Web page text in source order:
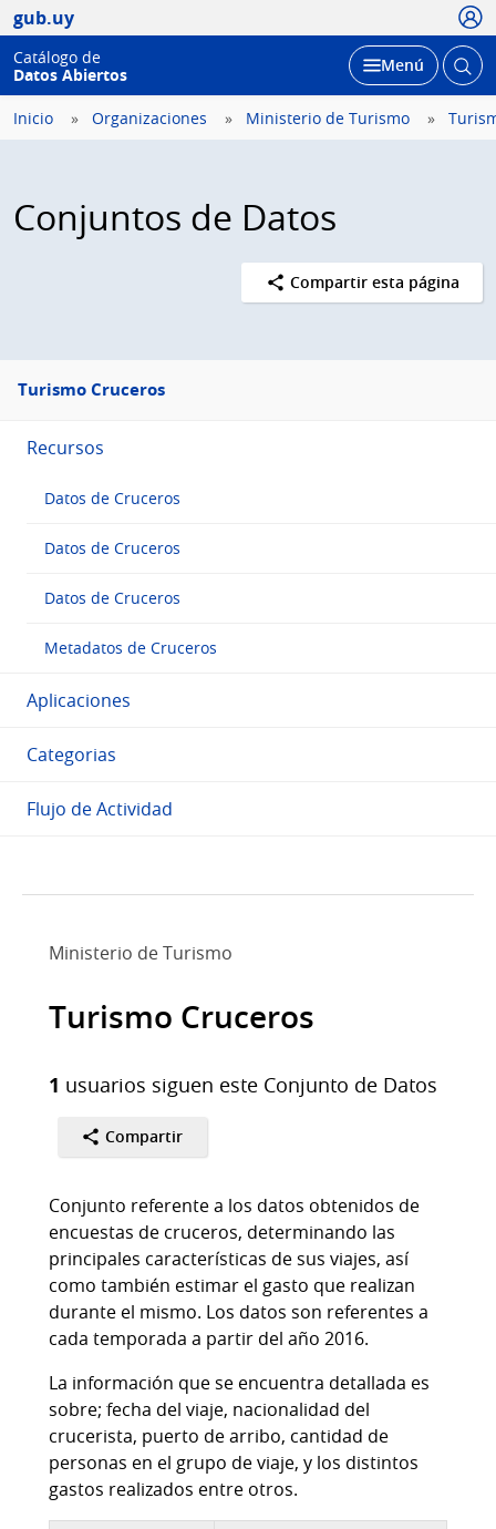
gub.uy
Catálogo de
Datos Abiertos
Desplegar
Menú Abrir
Inicio Organizaciones Ministerio de Turismo
Conjuntos de Datos
Compartir esta página
Menú
lateral
Turismo Cruceros
Recursos
Datos de Cruceros
Datos de Cruceros
Datos de Cruceros
Metadatos de Cruceros
Aplicaciones
Categorias
Flujo de Actividad
Ministerio de Turismo
Turismo Cruceros
1 usuarios siguen este Conjunto de Datos
Compartir
Conjunto referente a los datos obtenidos de
encuestas de cruceros, determinando las
principales características de sus viajes, así
como también estimar el gasto que realizan
durante el mismo. Los datos son referentes a
cada temporada a partir del año 2016.
La información que se encuentra detallada es
sobre; fecha del viaje, nacionalidad del
crucerista, puerto de arribo, cantidad de
personas en el grupo de viaje, y los distintos
gastos realizados entre otros.